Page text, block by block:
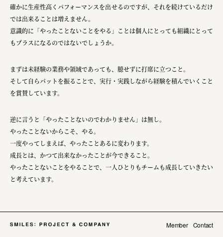
確かに生産性高くパフォーマンスを出せるのですが、それを続けているだけ
では出来ることは増えません。
意識的に「やったことないことをやる」ことは個人にとっても組織にとって
もプラスになるのではないでしょうか。
まずは未経験の業務や領域であっても、臆せずに打席に立つこと。
そして自らバットを振ることで、実行・実践しながら経験を積んでいくこと
を賞賛しています。
逆に言うと「やったことないのでわかりません」は無し。
やったことないからこそ、やる。
一度やってしまえば、やったことあるに変わります。
成長とは、かつて出来なかったことが今できること。
やったことないことをやることで、一人ひとりもチームも成長していきたい
と考えています。
Member Contact